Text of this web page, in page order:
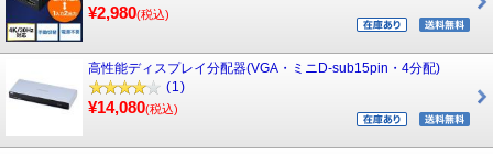
¥2,980(税込)
高性能ディスプレイ分配器(VGA・ミニD-sub15pin・4分配)
(1)
¥14,080(税込)